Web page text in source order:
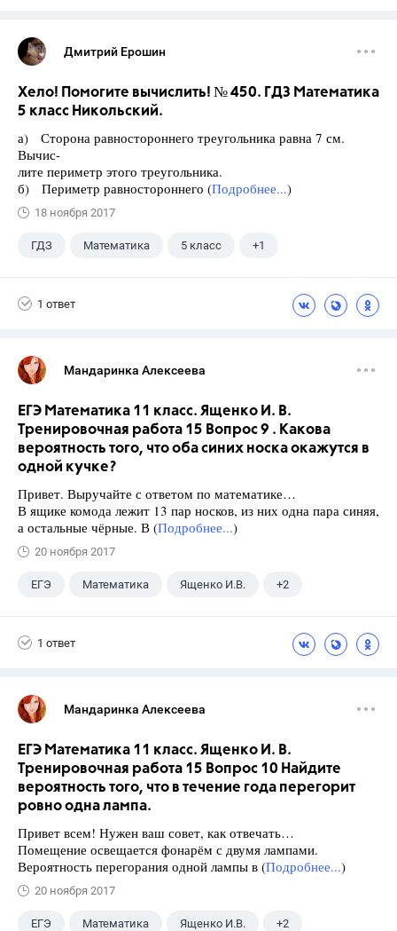
Дмитрий Ерошин
Хело! Помогите вычислить! № 450. ГДЗ Математика
5 класс Никольский.
а) Сторона равностороннего треугольника равна 7 см.
Вычис-
лите периметр этого треугольника.
б) Периметр равностороннего (Подробнее...)
18 ноября 2017
ГДЗ Математика 5 класс +1
1 ответ
Мандаринка Алексеева
ЕГЭ Математика 11 класс. Ященко И. В.
Тренировочная работа 15 Вопрос 9 . Какова
вероятность того, что оба синих носка окажутся в
одной кучке?
Привет. Выручайте с ответом по математике…
В ящике комода лежит 13 пар носков, из них одна пара синяя,
а остальные чёрные. В (Подробнее...)
20 ноября 2017
ЕГЭ Математика Ященко И.В. +2
1 ответ
Мандаринка Алексеева
ЕГЭ Математика 11 класс. Ященко И. В.
Тренировочная работа 15 Вопрос 10 Найдите
вероятность того, что в течение года перегорит
ровно одна лампа.
Привет всем! Нужен ваш совет, как отвечать…
Помещение освещается фонарём с двумя лампами.
Вероятность перегорания одной лампы в (Подробнее...)
20 ноября 2017
ЕГЭ Математика Ященко И.В. +2